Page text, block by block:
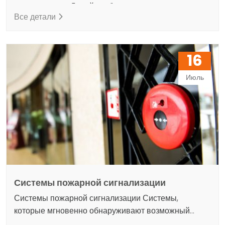
используется? Давайте объясним их в 4 названиях
Все детали
16
Июль
Системы пожарной сигнализации
Системы пожарной сигнализации Системы,
которые мгновенно обнаруживают возможный